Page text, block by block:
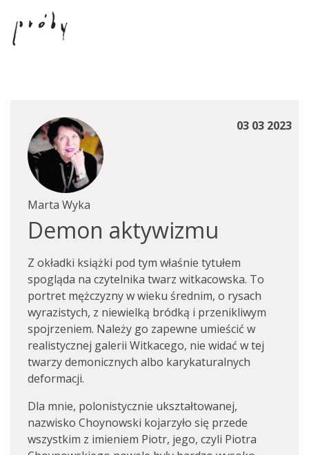
03 03 2023
Marta Wyka
Demon aktywizmu
Z okładki książki pod tym właśnie tytułem
spogląda na czytelnika twarz witkacowska. To
portret mężczyzny w wieku średnim, o rysach
wyrazistych, z niewielką bródką i przenikliwym
spojrzeniem. Należy go zapewne umieścić w
realistycznej galerii Witkacego, nie widać w tej
twarzy demonicznych albo karykaturalnych
deformacji.
Dla mnie, polonistycznie ukształtowanej,
nazwisko Choynowski kojarzyło się przede
wszystkim z imieniem Piotr, jego, czyli Piotra